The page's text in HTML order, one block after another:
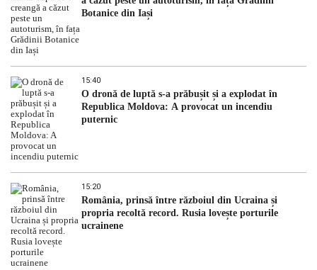
Botanice din Iași
15:40
O dronă de luptă s-a prăbușit și a explodat în
Republica Moldova: A provocat un incendiu
puternic
15:20
România, prinsă între războiul din Ucraina și
propria recoltă record. Rusia lovește porturile
ucrainene